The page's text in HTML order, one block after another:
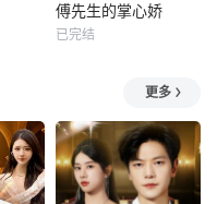
傅先生的掌心娇
已完结
更多